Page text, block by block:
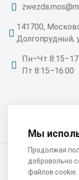
141700,
Долгопрудный,
Пн–Чт
Пт 8:15–16:00
ООО
Мы
Продолжая
добровольно
файлов cookie.